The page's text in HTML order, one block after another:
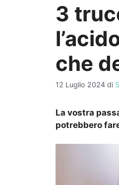
3
che
12 Luglio 2024 di
La vostra
potrebbero